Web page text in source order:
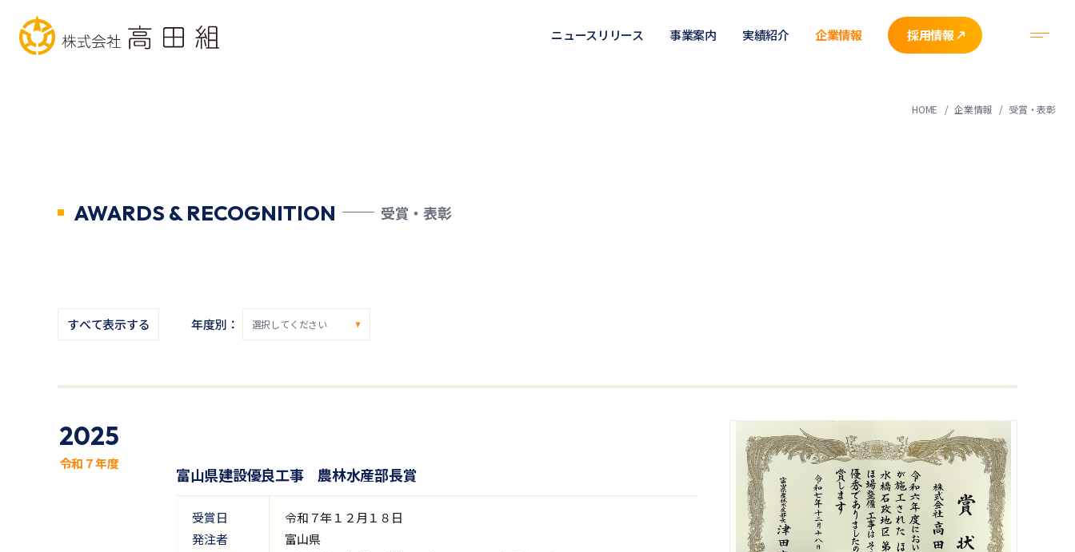
ニュースリリース 事業案内 実績紹介 企業情報 採用情報
HOME 企業情報 受賞・表彰
AWARDS & RECOGNITION 受賞・表彰
すべて表示する 年度別：
2025
令和７年度
富山県建設優良工事 農林水産部長賞
受賞日
令和７年１２月１８日
発注者
富山県